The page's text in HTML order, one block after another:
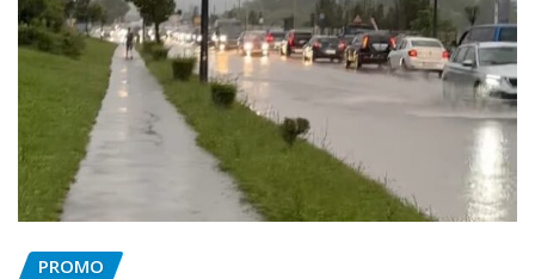
PROMO